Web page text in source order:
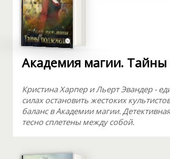
Академия магии.
Кристина Харпер и Льерт Эвандер -
силах остановить жестоких
баланс в Академии магии.
тесно сплетены между собой.